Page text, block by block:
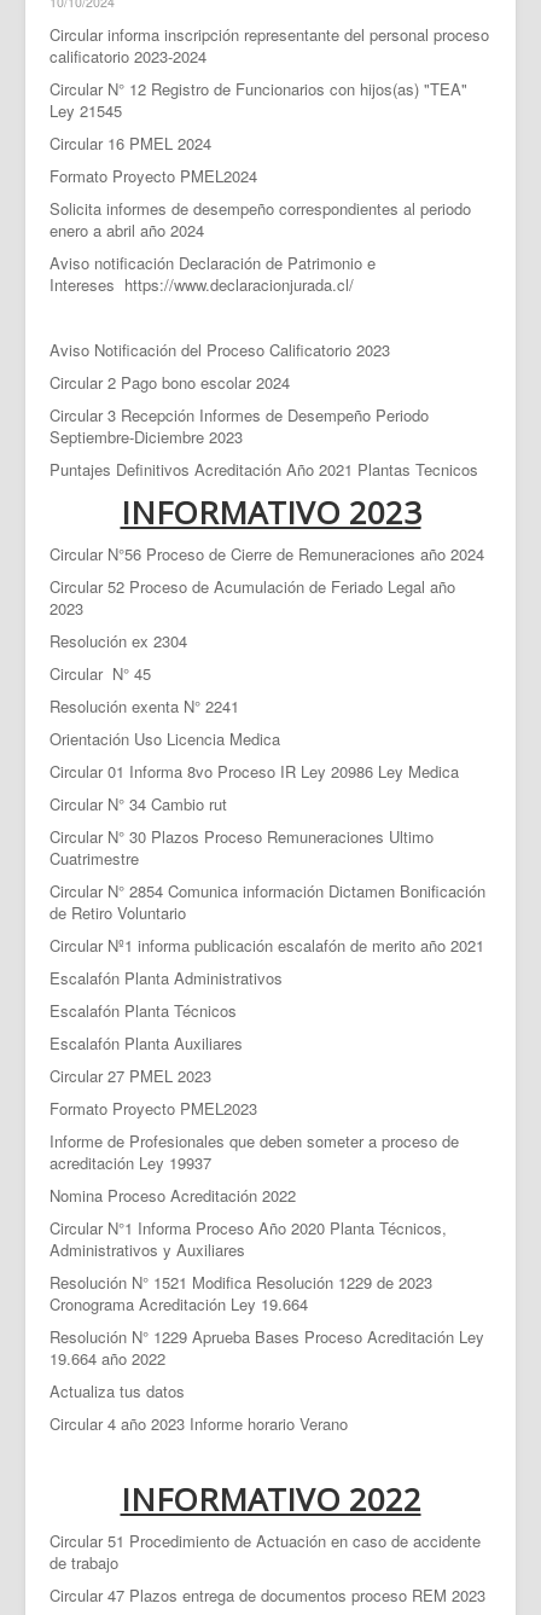
Circular informa inscripción representante del personal proceso
calificatorio 2023-2024
Circular N° 12 Registro de Funcionarios con hijos(as) "TEA"
Ley 21545
Circular 16 PMEL 2024
Formato Proyecto PMEL2024
Solicita informes de desempeño correspondientes al periodo
enero a abril año 2024
Aviso notificación Declaración de Patrimonio e
Intereses https://www.declaracionjurada.cl/
Aviso Notificación del Proceso Calificatorio 2023
Circular 2 Pago bono escolar 2024
Circular 3 Recepción Informes de Desempeño Periodo
Septiembre-Diciembre 2023
Puntajes Definitivos Acreditación Año 2021 Plantas Tecnicos
INFORMATIVO 2023
Circular N°56 Proceso de Cierre de Remuneraciones año 2024
Circular 52 Proceso de Acumulación de Feriado Legal año
2023
Resolución ex 2304
Circular N° 45
Resolución exenta N° 2241
Orientación Uso Licencia Medica
Circular 01 Informa 8vo Proceso IR Ley 20986 Ley Medica
Circular N° 34 Cambio rut
Circular N° 30 Plazos Proceso Remuneraciones Ultimo
Cuatrimestre
Circular N° 2854 Comunica información Dictamen Bonificación
de Retiro Voluntario
Circular Nº1 informa publicación escalafón de merito año 2021
Escalafón Planta Administrativos
Escalafón Planta Técnicos
Escalafón Planta Auxiliares
Circular 27 PMEL 2023
Formato Proyecto PMEL2023
Informe de Profesionales que deben someter a proceso de
acreditación Ley 19937
Nomina Proceso Acreditación 2022
Circular N°1 Informa Proceso Año 2020 Planta Técnicos,
Administrativos y Auxiliares
Resolución N° 1521 Modifica Resolución 1229 de 2023
Cronograma Acreditación Ley 19.664
Resolución N° 1229 Aprueba Bases Proceso Acreditación Ley
19.664 año 2022
Actualiza tus datos
Circular 4 año 2023 Informe horario Verano
INFORMATIVO 2022
Circular 51 Procedimiento de Actuación en caso de accidente
de trabajo
Circular 47 Plazos entrega de documentos proceso REM 2023